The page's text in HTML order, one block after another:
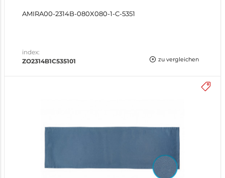
AMIRA00-2314B-080X080-1-C-5351
index:
ZO2314B1C535101
zu vergleichen